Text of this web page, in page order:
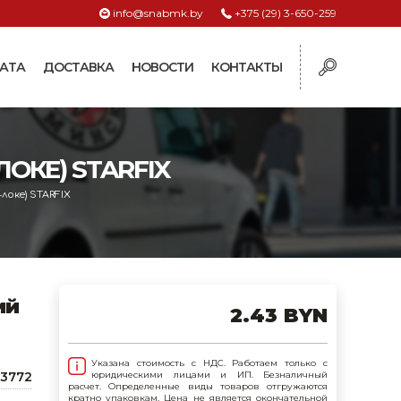
+375 (29) 3-650-259
info@snabmk.by
ДОСТАВКА НОВОСТИ КОНТАКТЫ
для систем
и
для
для птиц
STARFIX
STARFIX
2.43 BYN
Указана стоимость с НДС. Работаем только с
юридическими лицами и ИП. Безналичный
расчет. Определенные виды товаров отгружаются
кратно упаковкам. Цена не является окончательной